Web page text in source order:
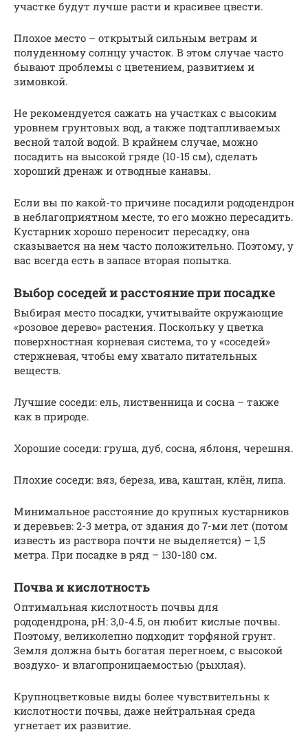
участке будут лучше расти и красивее цвести.
Плохое место – открытый сильным ветрам и
полуденному солнцу участок. В этом случае часто
бывают проблемы с цветением, развитием и
зимовкой.
Не рекомендуется сажать на участках с высоким
уровнем грунтовых вод, а также подтапливаемых
весной талой водой. В крайнем случае, можно
посадить на высокой гряде (10-15 см), сделать
хороший дренаж и отводные канавы.
Если вы по какой-то причине посадили рододендрон
в неблагоприятном месте, то его можно пересадить.
Кустарник хорошо переносит пересадку, она
сказывается на нем часто положительно. Поэтому, у
вас всегда есть в запасе вторая попытка.
Выбор соседей и расстояние при посадке
Выбирая место посадки, учитывайте окружающие
«розовое дерево» растения. Поскольку у цветка
поверхностная корневая система, то у «соседей»
стержневая, чтобы ему хватало питательных
веществ.
Лучшие соседи: ель, лиственница и сосна – также
как в природе.
Хорошие соседи: груша, дуб, сосна, яблоня, черешня.
Плохие соседи: вяз, береза, ива, каштан, клён, липа.
Минимальное расстояние до крупных кустарников
и деревьев: 2-3 метра, от здания до 7-ми лет (потом
известь из раствора почти не выделяется) – 1,5
метра. При посадке в ряд – 130-180 см.
Почва и кислотность
Оптимальная кислотность почвы для
рододендрона, pH: 3,0-4.5, он любит кислые почвы.
Поэтому, великолепно подходит торфяной грунт.
Земля должна быть богатая перегноем, с высокой
воздухо- и влагопроницаемостью (рыхлая).
Крупноцветковые виды более чувствительны к
кислотности почвы, даже нейтральная среда
угнетает их развитие.